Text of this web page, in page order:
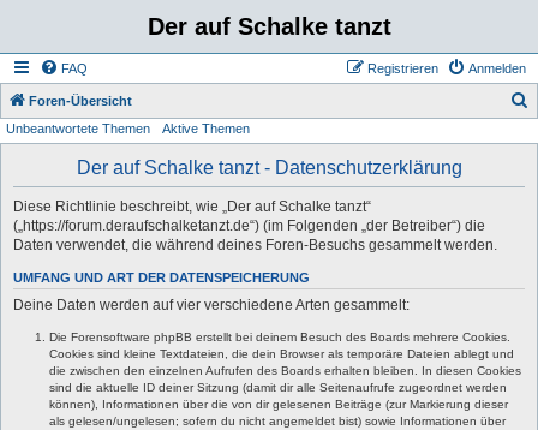
Der auf Schalke tanzt
FAQ Anmelden
Registrieren
Foren-Übersicht
Unbeantwortete Themen Aktive Themen
Der auf Schalke tanzt - Datenschutzerklärung
Diese Richtlinie beschreibt, wie „Der auf Schalke tanzt“
(„https://forum.deraufschalketanzt.de“) (im Folgenden „der Betreiber“) die
Daten verwendet, die während deines Foren-Besuchs gesammelt werden.
UMFANG UND ART DER DATENSPEICHERUNG
Deine Daten werden auf vier verschiedene Arten gesammelt:
Die Forensoftware phpBB erstellt bei deinem Besuch des Boards mehrere Cookies.
Cookies sind kleine Textdateien, die dein Browser als temporäre Dateien ablegt und
die zwischen den einzelnen Aufrufen des Boards erhalten bleiben. In diesen Cookies
sind die aktuelle ID deiner Sitzung (damit dir alle Seitenaufrufe zugeordnet werden
können), Informationen über die von dir gelesenen Beiträge (zur Markierung dieser
als gelesen/ungelesen; sofern du nicht angemeldet bist) sowie Informationen über